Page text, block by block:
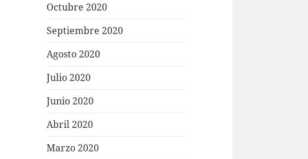
Octubre 2020
Septiembre 2020
Agosto 2020
Julio 2020
Junio 2020
Abril 2020
Marzo 2020